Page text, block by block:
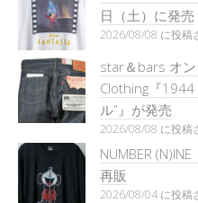
日（土）に発売
2026/08/08 に投稿
star＆bars オ
Clothing『1944
ル”』が発売
2026/08/08 に投稿
NUMBER
再販
2026/08/04 に投稿